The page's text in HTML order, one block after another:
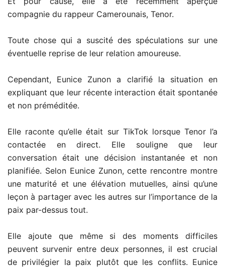
compagnie du rappeur Camerounais, Tenor.
Toute chose qui a suscité des spéculations sur une
éventuelle reprise de leur relation amoureuse.
Cependant, Eunice Zunon a clarifié la situation en
expliquant que leur récente interaction était spontanée
et non préméditée.
Elle raconte qu’elle était sur TikTok lorsque Tenor l’a
contactée en direct. Elle souligne que leur
conversation était une décision instantanée et non
planifiée. Selon Eunice Zunon, cette rencontre montre
une maturité et une élévation mutuelles, ainsi qu’une
leçon à partager avec les autres sur l’importance de la
paix par-dessus tout.
Elle ajoute que même si des moments difficiles
peuvent survenir entre deux personnes, il est crucial
de privilégier la paix plutôt que les conflits. Eunice